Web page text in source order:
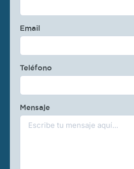
Email
Teléfono
Mensaje